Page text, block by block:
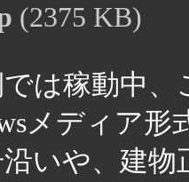
(2375 KB)
は稼動中
メディア形
沿いや、建